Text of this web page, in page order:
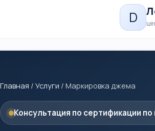
D
Главная / Услуги / Маркировка джема
Консультация по сертификации по